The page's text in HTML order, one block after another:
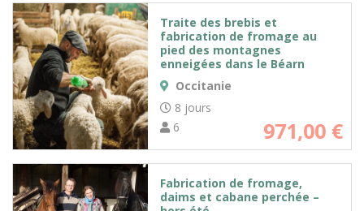
Traite des brebis et
fabrication de fromage au
pied des montagnes
enneigées dans le Béarn
Occitanie
8 jours
6
971,00 €
Fabrication de fromage,
daims et cabane perchée –